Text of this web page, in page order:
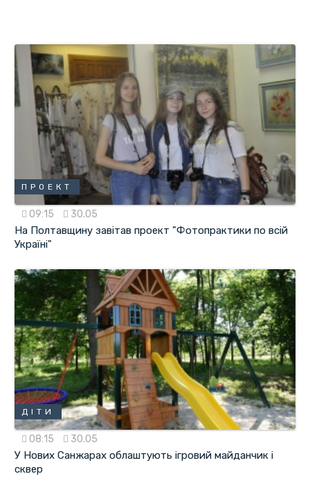
ПРОЕКТ
09:15 30.05
На Полтавщину завітав проект "Фотопрактики по всій
Україні"
ДІТИ
08:15 30.05
У Нових Санжарах облаштують ігровий майданчик і
сквер